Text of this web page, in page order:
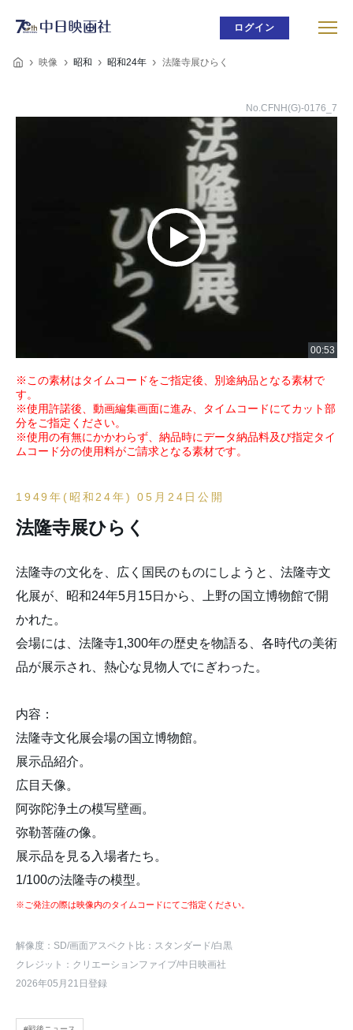
ログイン
映像 昭和 昭和24年 法隆寺展ひらく
No.CFNH(G)-0176_7
※この素材はタイムコードをご指定後、別途納品となる素材で
す。
※使用許諾後、動画編集画面に進み、タイムコードにてカット部
分をご指定ください。
※使用の有無にかかわらず、納品時にデータ納品料及び指定タイ
ムコード分の使用料がご請求となる素材です。
1949年(昭和24年) 05月24日公開
法隆寺展ひらく
法隆寺の文化を、広く国民のものにしようと、法隆寺文
化展が、昭和24年5月15日から、上野の国立博物館で開
かれた。
会場には、法隆寺1,300年の歴史を物語る、各時代の美術
品が展示され、熱心な見物人でにぎわった。
内容：
法隆寺文化展会場の国立博物館。
展示品紹介。
広目天像。
阿弥陀浄土の模写壁画。
弥勒菩薩の像。
展示品を見る入場者たち。
1/100の法隆寺の模型。
※ご発注の際は映像内のタイムコードにてご指定ください。
解像度：SD/画面アスペクト比：スタンダード/白黒
クレジット：クリエーションファイブ/中日映画社
2026年05月21日登録